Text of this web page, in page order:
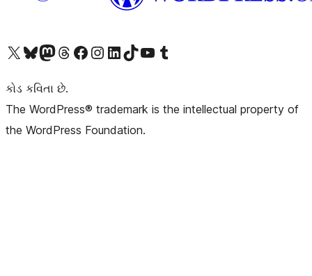
અમારા X (અગાઉ ટ્વિટર) એકાઉન્ટની મુલાકાત લોઅમારા Bluesky એકાઉન્ટની મુલાકાત લોઅમારા માસ્ટોડોન એકાઉન્ટની મુલાકાત લોઅમારા Threads એકાઉન્ટની મુલાકાત લો અમારા ફેસબુક પેજની મુલાકાત લોઅમારા ઇન્સ્ટાગ્રામ એકાઉન્ટની મુલાકાત લો અમારા LinkedIn એકાઉન્ટની મુલાકાત લોઅમારા TikTok એકાઉન્ટની મુલાકાત લોઅમારી YouTube ચેનલની મુલાકાત લો અમારા Tumblr એકાઉન્ટની મુલાકાત લો
કોડ કવિતા છે.
The WordPress® trademark is the intellectual property of
the WordPress Foundation.